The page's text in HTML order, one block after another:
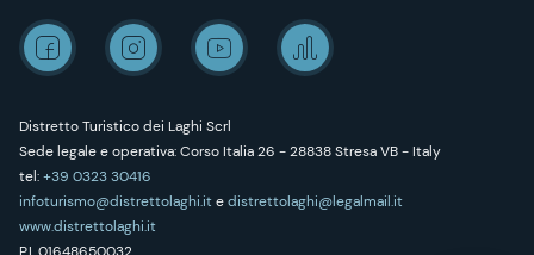
Distretto Turistico dei Laghi Scrl
Sede legale e operativa: Corso Italia 26 - 28838 Stresa VB - Italy
tel:+39 0323 30416
infoturismo@distrettolaghi.itedistrettolaghi@legalmail.it
www.distrettolaghi.it